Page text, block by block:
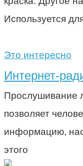
Используется
Это интересно
Интернет-
Прослушивание
позволяет
информацию,
этого